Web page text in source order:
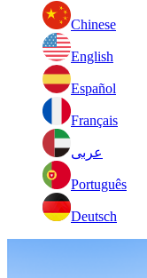
Chinese
English
Español
Français
عربى
Português
Deutsch